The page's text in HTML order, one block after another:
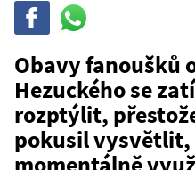
Sdílej
WhatsAppu
Obavy fanoušků
Hezuckého se
rozptýlit,
pokusil vysvětlit,